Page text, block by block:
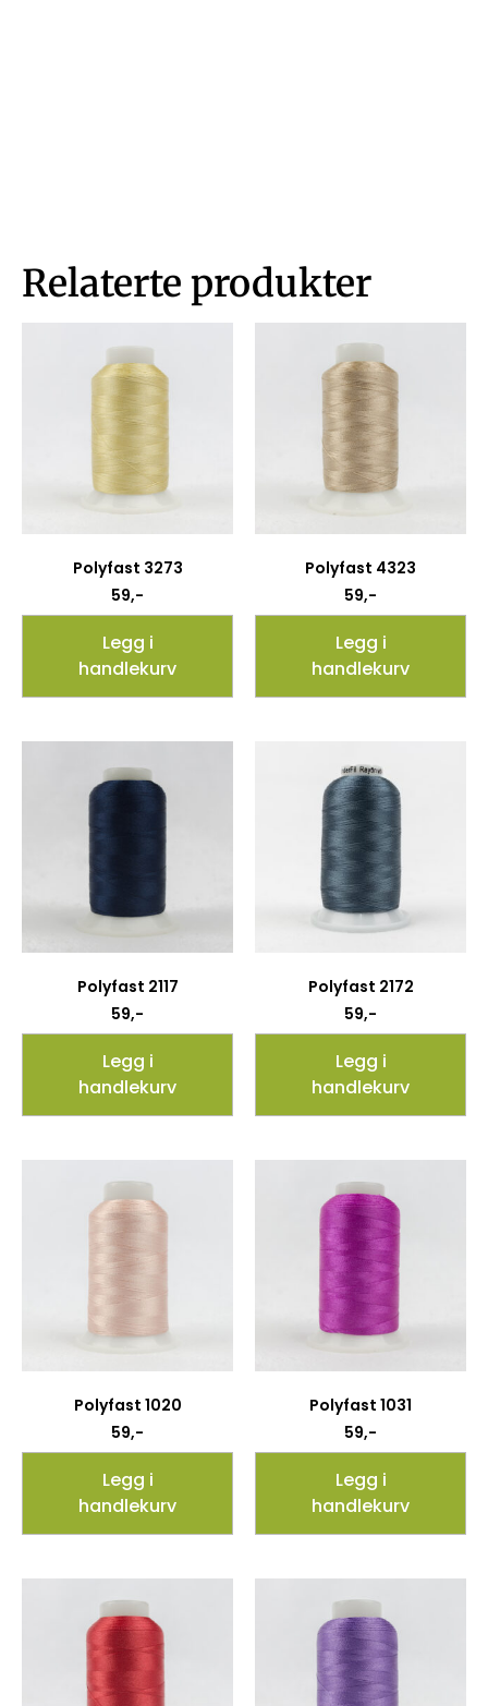
Relaterte produkter
Polyfast 3273
59,-
Legg i
handlekurv
Polyfast 4323
59,-
Legg i
handlekurv
Polyfast 2117
59,-
Legg i
handlekurv
Polyfast 2172
59,-
Legg i
handlekurv
Polyfast 1020
59,-
Legg i
handlekurv
Polyfast 1031
59,-
Legg i
handlekurv